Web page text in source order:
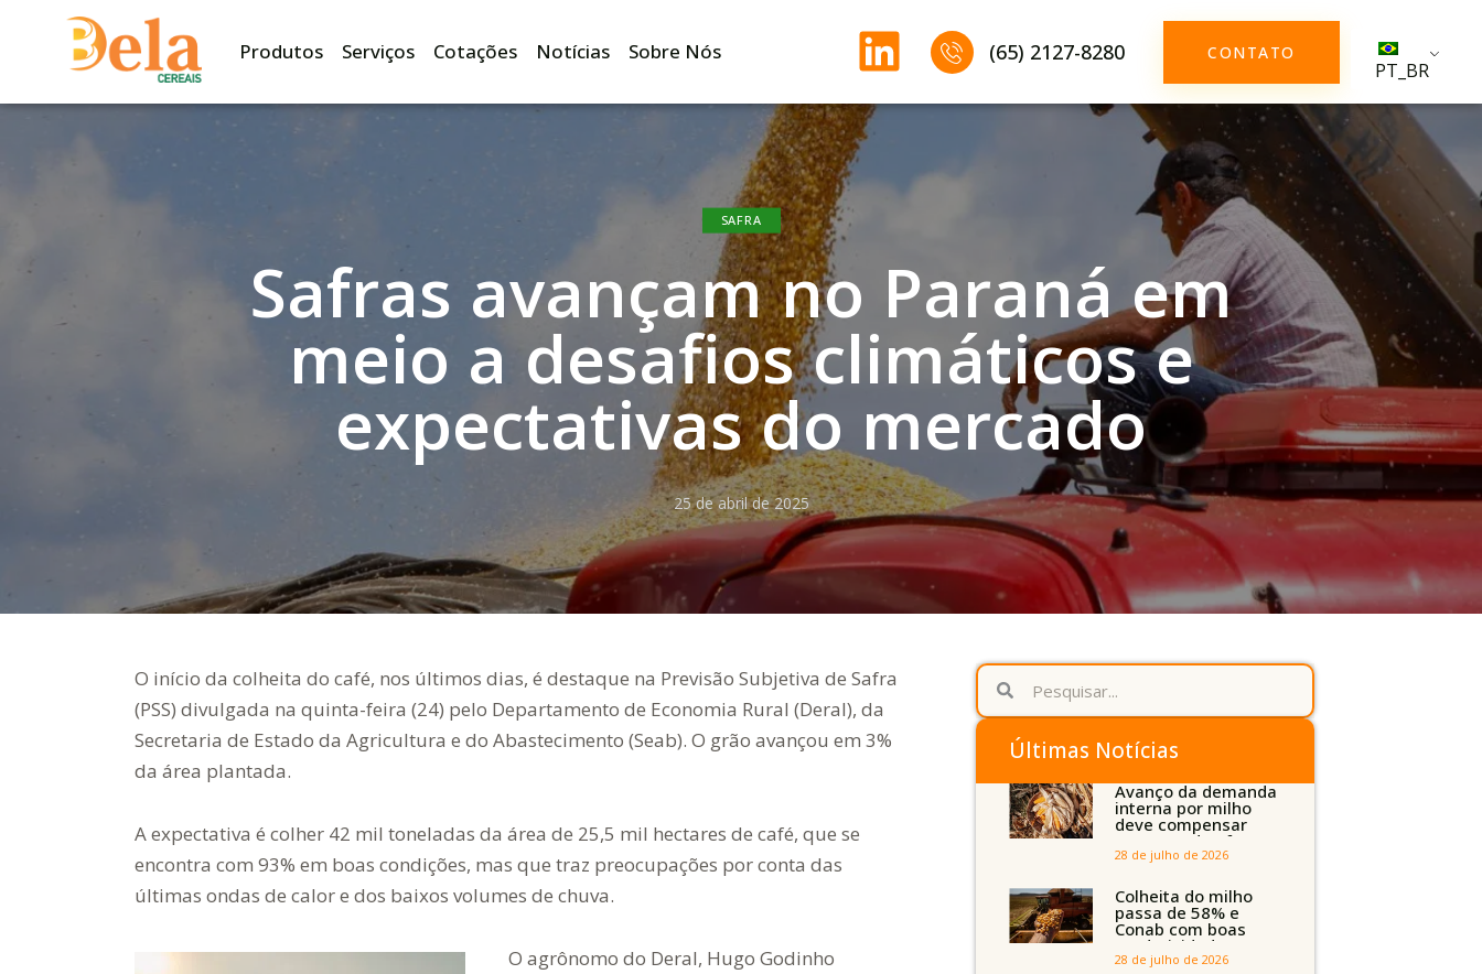
Produtos Serviços Cotações Notícias Sobre Nós (65) 2127-8280 CONTATO
PT_BR
SAFRA
Safras avançam no Paraná em
meio a desafios climáticos e
expectativas do mercado
25 de abril de 2025
O início da colheita do café, nos últimos dias, é destaque na Previsão Subjetiva de Safra
(PSS) divulgada na quinta-feira (24) pelo Departamento de Economia Rural (Deral), da
Secretaria de Estado da Agricultura e do Abastecimento (Seab). O grão avançou em 3%
da área plantada.
A expectativa é colher 42 mil toneladas da área de 25,5 mil hectares de café, que se
encontra com 93% em boas condições, mas que traz preocupações por conta das
últimas ondas de calor e dos baixos volumes de chuva.
O agrônomo do Deral, Hugo Godinho
Últimas Notícias
Avanço da demanda
interna por milho
deve compensar
aumento da oferta
com safra recorde
aponta Imea
28 de julho de 2026
Colheita do milho
passa de 58% e
Conab com boas
produtividades em
Mato Grosso, mas
28 de julho de 2026